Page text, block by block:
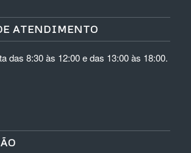
ATENDIMENTO
das 8:30 às 12:00 e das 13:00 às 18:00.